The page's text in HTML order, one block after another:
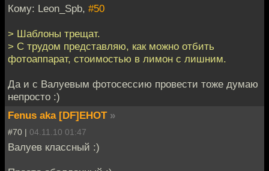
Кому: Leon_Spb, #50
> Шаблоны трещат.
> С трудом представляю, как можно отбить
фотоаппарат, стоимостью в лимон с лишним.
Да и с Валуевым фотосессию провести тоже думаю
непросто :)
Fenus aka [DF]EHOT »
#70 | 04.11.10 01:47
Валуев классный :)